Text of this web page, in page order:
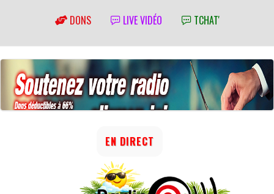
DONS LIVE VIDÉO TCHAT'
EN DIRECT